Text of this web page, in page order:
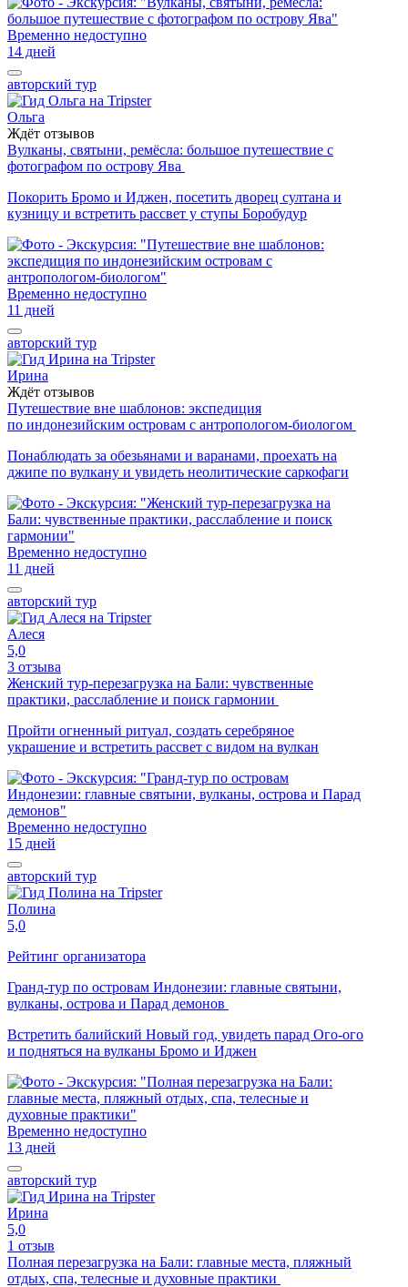
Временно недоступно
14 дней
авторский тур
Ольга
Ждёт отзывов
Вулканы, святыни, ремёсла: большое путешествие с
фотографом по острову Ява
Покорить Бромо и Иджен, посетить дворец султана и
кузницу и встретить рассвет у ступы Боробудур
Временно недоступно
11 дней
авторский тур
Ирина
Ждёт отзывов
Путешествие вне шаблонов: экспедиция
по индонезийским островам с антропологом-биологом
Понаблюдать за обезьянами и варанами, проехать на
джипе по вулкану и увидеть неолитические саркофаги
Временно недоступно
11 дней
авторский тур
Алеся
5,0
3 отзыва
Женский тур-перезагрузка на Бали: чувственные
практики, расслабление и поиск гармонии
Пройти огненный ритуал, создать серебряное
украшение и встретить рассвет с видом на вулкан
Временно недоступно
15 дней
авторский тур
Полина
5,0
Рейтинг организатора
Гранд-тур по островам Индонезии: главные святыни,
вулканы, острова и Парад демонов
Встретить балийский Новый год, увидеть парад Ого-ого
и подняться на вулканы Бромо и Иджен
Временно недоступно
13 дней
авторский тур
Ирина
5,0
1 отзыв
Полная перезагрузка на Бали: главные места, пляжный
отдых, спа, телесные и духовные практики